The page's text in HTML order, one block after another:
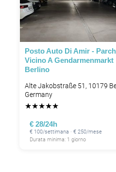
Posto Auto Di Amir -
Vicino A Gendarmenmarkt
Berlino
Alte Jakobstraße 51, 10179
Germany
★★★★★
€ 28/24h
€ 100/settimana · € 250/mese
Durata minima: 1 giorno